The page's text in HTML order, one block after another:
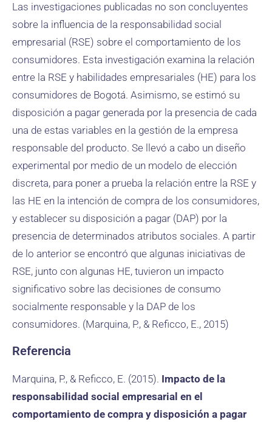
Las investigaciones publicadas no son concluyentes
sobre la influencia de la responsabilidad social
empresarial (RSE) sobre el comportamiento de los
consumidores. Esta investigación examina la relación
entre la RSE y habilidades empresariales (HE) para los
consumidores de Bogotá. Asimismo, se estimó su
disposición a pagar generada por la presencia de cada
una de estas variables en la gestión de la empresa
responsable del producto. Se llevó a cabo un diseño
experimental por medio de un modelo de elección
discreta, para poner a prueba la relación entre la RSE y
las HE en la intención de compra de los consumidores,
y establecer su disposición a pagar (DAP) por la
presencia de determinados atributos sociales. A partir
de lo anterior se encontró que algunas iniciativas de
RSE, junto con algunas HE, tuvieron un impacto
significativo sobre las decisiones de consumo
socialmente responsable y la DAP de los
consumidores. (Marquina, P., & Reficco, E., 2015)
Referencia
Marquina, P., & Reficco, E. (2015). Impacto de la
responsabilidad social empresarial en el
comportamiento de compra y disposición a pagar